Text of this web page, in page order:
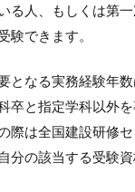
る人、もしくは第
験できます。
となる実務経験年
卒と指定学科以外
際は全国建設研修
分の該当する受験